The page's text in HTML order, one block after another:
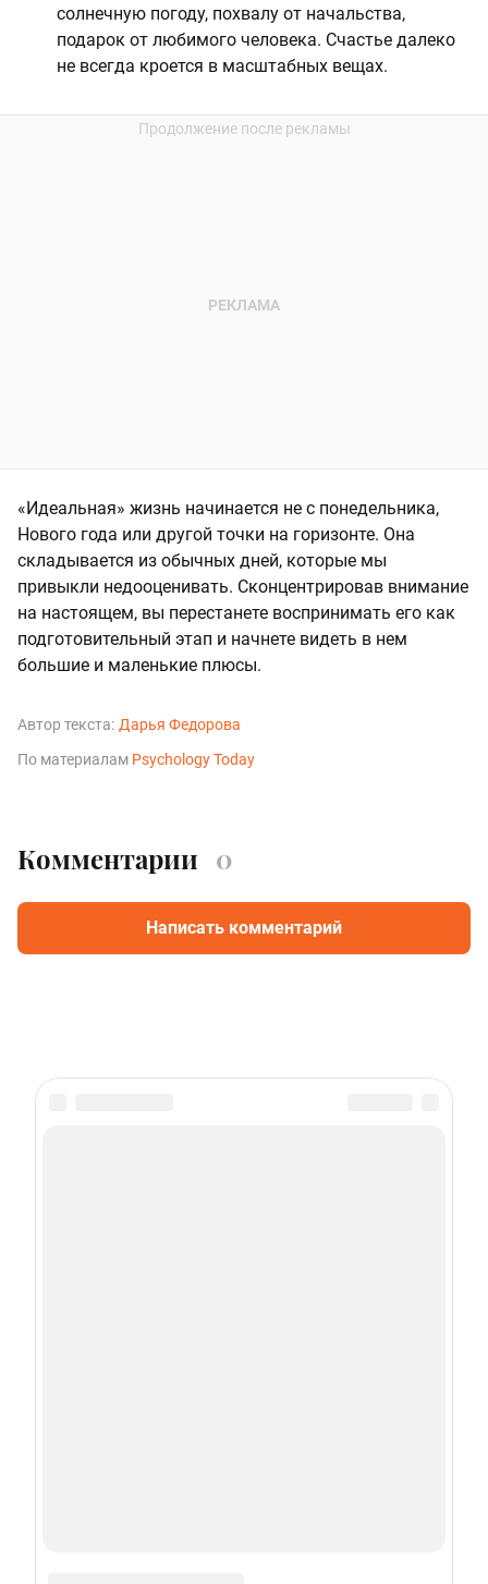
солнечную погоду, похвалу от начальства,
подарок от любимого человека. Счастье далеко
не всегда кроется в масштабных вещах.
«Идеальная» жизнь начинается не с понедельника,
Нового года или другой точки на горизонте. Она
складывается из обычных дней, которые мы
привыкли недооценивать. Сконцентрировав внимание
на настоящем, вы перестанете воспринимать его как
подготовительный этап и начнете видеть в нем
большие и маленькие плюсы.
Автор текста: Дарья Федорова
По материалам Psychology Today
Комментарии 0
Написать комментарий